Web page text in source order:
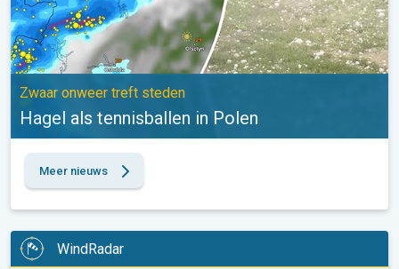
Zwaar onweer treft steden
Hagel als tennisballen in Polen
Meer nieuws
WindRadar